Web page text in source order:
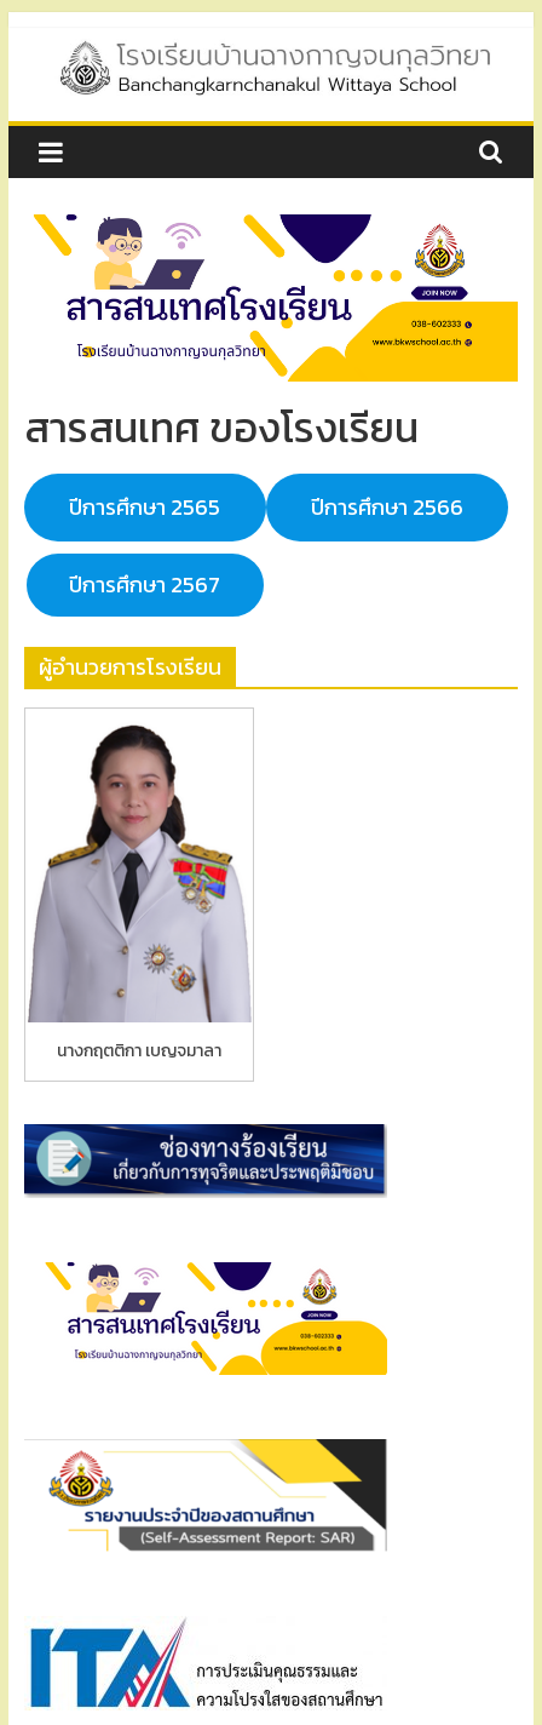
content
โรงเรียน
บ้าน
ฉาง
กาญ
จน
กุล
วิทยา
สารสนเทศ ของโรงเรียน
ปีการศึกษา 2565 ปีการศึกษา 2566
ปีการศึกษา 2567
ผู้อำนวยการโรงเรียน
นางกฤตติกา เบญจมาลา